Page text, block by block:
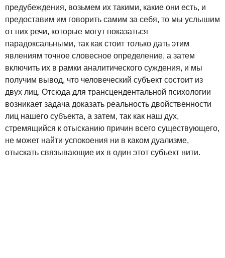
предубеждения, возьмем их такими, какие они есть, и
предоставим им говорить самим за себя, то мы услышим
от них речи, которые могут показаться
парадоксальными, так как стоит только дать этим
явлениям точное словесное определение, а затем
включить их в рамки аналитического суждения, и мы
получим вывод, что человеческий субъект состоит из
двух лиц. Отсюда для трансцендентальной психологии
возникает задача доказать реальность двойственности
лиц нашего субъекта, а затем, так как наш дух,
стремящийся к отысканию причин всего существующего,
не может найти успокоения ни в каком дуализме,
отыскать связывающие их в один этот субъект нити.